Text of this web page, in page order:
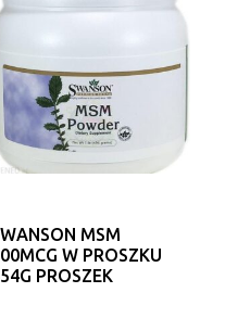
MSM
W PROSZKU
PROSZEK